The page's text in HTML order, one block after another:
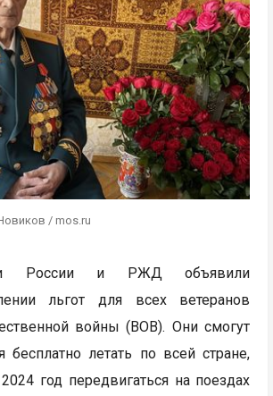
/ mos.ru
России и РЖД объявили
льгот для всех ветеранов
войны (ВОВ). Они смогут
бесплатно летать по всей стране,
год передвигаться на поездах